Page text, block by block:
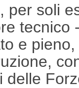
per soli
tecnico
e
delle